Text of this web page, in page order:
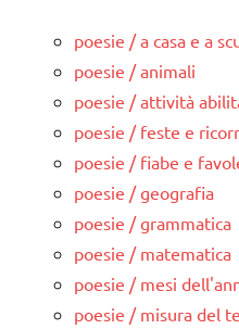
poesie / a casa e a
poesie / animali
poesie / attività
poesie / feste e
poesie / fiabe e
poesie / geografia
poesie / grammatica
poesie / matematica
poesie / mesi
poesie / misura del